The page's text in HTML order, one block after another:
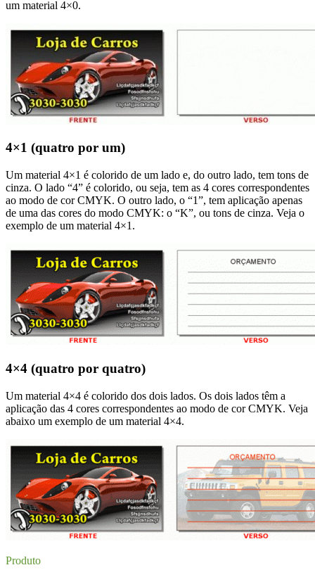
um material 4×0.
4×1 (quatro por um)
Um material 4×1 é colorido de um lado e, do outro lado, tem tons de
cinza. O lado “4” é colorido, ou seja, tem as 4 cores correspondentes
ao modo de cor CMYK. O outro lado, o “1”, tem aplicação apenas
de uma das cores do modo CMYK: o “K”, ou tons de cinza. Veja o
exemplo de um material 4×1.
4×4 (quatro por quatro)
Um material 4×4 é colorido dos dois lados. Os dois lados têm a
aplicação das 4 cores correspondentes ao modo de cor CMYK. Veja
abaixo um exemplo de um material 4×4.
Produto